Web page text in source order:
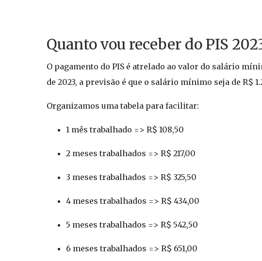
Quanto vou receber do PIS
O pagamento do PIS é atrelado ao valor do salário
de 2023, a previsão é que o salário mínimo seja de R$
Organizamos uma tabela para facilitar:
1 mês trabalhado => R$ 108,50
2 meses trabalhados => R$ 217,00
3 meses trabalhados => R$ 325,50
4 meses trabalhados => R$ 434,00
5 meses trabalhados => R$ 542,50
6 meses trabalhados => R$ 651,00